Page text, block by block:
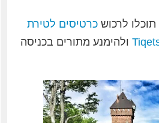
לרכוש כרטיסים לטירת
ולהימנע מתורים בכניסה